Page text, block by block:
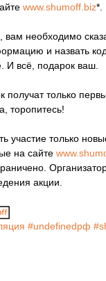
www.shumoff.biz*.
вам необходимо
и назвать
И всё, подарок ваш.
только
торопитесь!
участие только
на сайте
акции.
#undefinedрф